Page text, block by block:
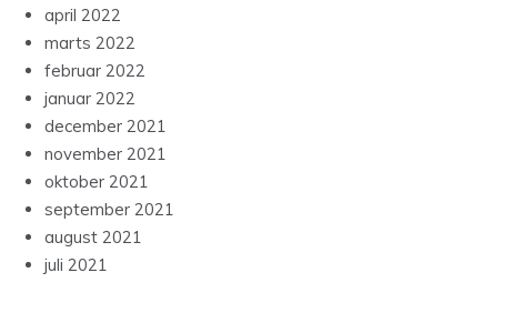
april 2022
marts 2022
februar 2022
januar 2022
december 2021
november 2021
oktober 2021
september 2021
august 2021
juli 2021